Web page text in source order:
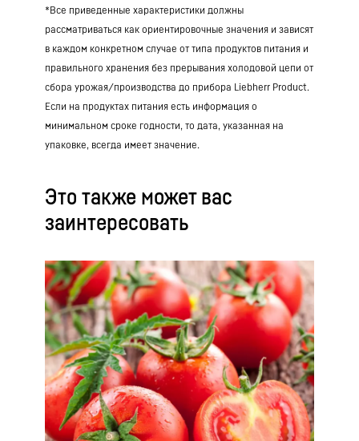
*Все приведенные характеристики должны
рассматриваться как ориентировочные значения и зависят
в каждом конкретном случае от типа продуктов питания и
правильного хранения без прерывания холодовой цепи от
сбора урожая/производства до прибора Liebherr Product.
Если на продуктах питания есть информация о
минимальном сроке годности, то дата, указанная на
упаковке, всегда имеет значение.
Это также может вас
заинтересовать